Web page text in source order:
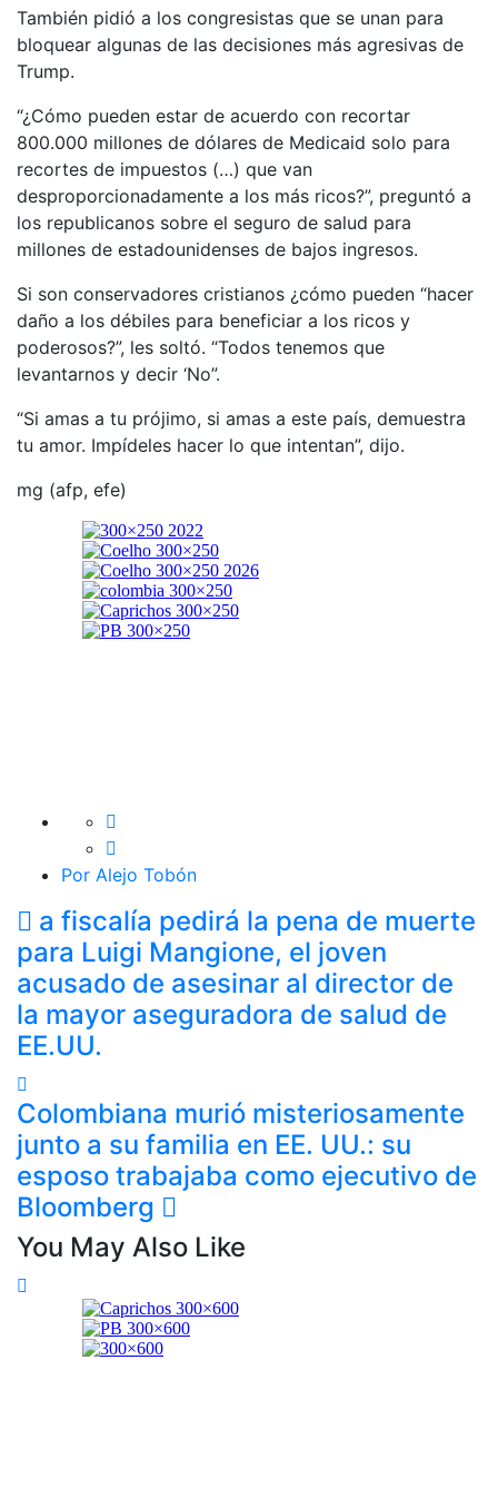
También pidió a los congresistas que se unan para
bloquear algunas de las decisiones más agresivas de
Trump.
“¿Cómo pueden estar de acuerdo con recortar
800.000 millones de dólares de Medicaid solo para
recortes de impuestos (…) que van
desproporcionadamente a los más ricos?”, preguntó a
los republicanos sobre el seguro de salud para
millones de estadounidenses de bajos ingresos.
Si son conservadores cristianos ¿cómo pueden “hacer
daño a los débiles para beneficiar a los ricos y
poderosos?”, les soltó. “Todos tenemos que
levantarnos y decir ‘No”.
“Si amas a tu prójimo, si amas a este país, demuestra
tu amor. Impídeles hacer lo que intentan”, dijo.
mg (afp, efe)
Por Alejo Tobón
a fiscalía pedirá la pena de muerte
para Luigi Mangione, el joven
acusado de asesinar al director de
la mayor aseguradora de salud de
EE.UU.
Colombiana murió misteriosamente
junto a su familia en EE. UU.: su
esposo trabajaba como ejecutivo de
Bloomberg
You May Also Like